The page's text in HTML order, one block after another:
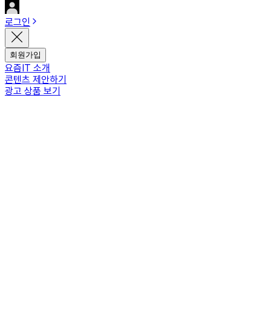
로그인
회원가입
요즘IT 소개
콘텐츠 제안하기
광고 상품 보기